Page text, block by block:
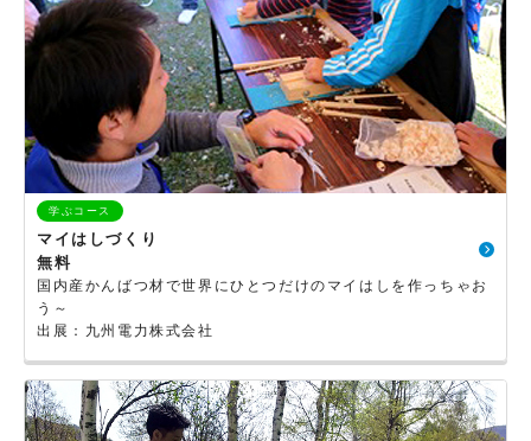
学ぶコース
マイはしづくり
無料
国内産かんばつ材で世界にひとつだけのマイはしを作っちゃお
う～
出展：九州電力株式会社